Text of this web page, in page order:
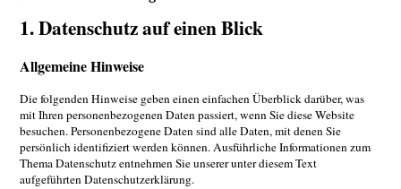
1. Datenschutz auf einen Blick
Allgemeine Hinweise
Die folgenden Hinweise geben einen einfachen Überblick darüber, was
mit Ihren personenbezogenen Daten passiert, wenn Sie diese Website
besuchen. Personenbezogene Daten sind alle Daten, mit denen Sie
persönlich identifiziert werden können. Ausführliche Informationen zum
Thema Datenschutz entnehmen Sie unserer unter diesem Text
aufgeführten Datenschutzerklärung.